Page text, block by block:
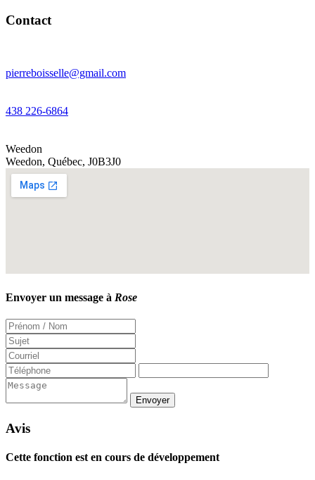
Contact
pierreboisselle@gmail.com
438 226-6864
Weedon
Weedon, Québec, J0B3J0
Envoyer un message à Rose
Avis
Cette fonction est en cours de développement